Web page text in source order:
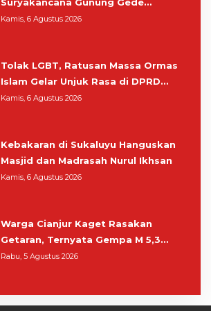
Pangrango, Relawan dan Warga
Kamis, 6 Agustus 2026
Tolak LGBT, Ratusan Massa Ormas
Islam Gelar Unjuk Rasa di DPRD
Cianjur
Kamis, 6 Agustus 2026
Kebakaran di Sukaluyu Hanguskan
Masjid dan Madrasah Nurul Ikhsan
Kamis, 6 Agustus 2026
Warga Cianjur Kaget Rasakan
Getaran, Ternyata Gempa M 5,3
Berpusat di Pangandaran
Rabu, 5 Agustus 2026